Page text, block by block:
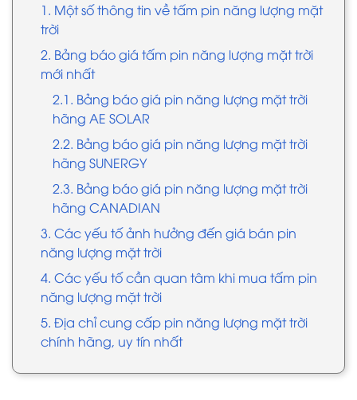
1. Một số thông tin về tấm pin năng lượng mặt
trời
2. Bảng báo giá tấm pin năng lượng mặt trời
mới nhất
2.1. Bảng báo giá pin năng lượng mặt trời
hãng AE SOLAR
2.2. Bảng báo giá pin năng lượng mặt trời
hãng SUNERGY
2.3. Bảng báo giá pin năng lượng mặt trời
hãng CANADIAN
3. Các yếu tố ảnh hưởng đến giá bán pin
năng lượng mặt trời
4. Các yếu tố cần quan tâm khi mua tấm pin
năng lượng mặt trời
5. Địa chỉ cung cấp pin năng lượng mặt trời
chính hãng, uy tín nhất